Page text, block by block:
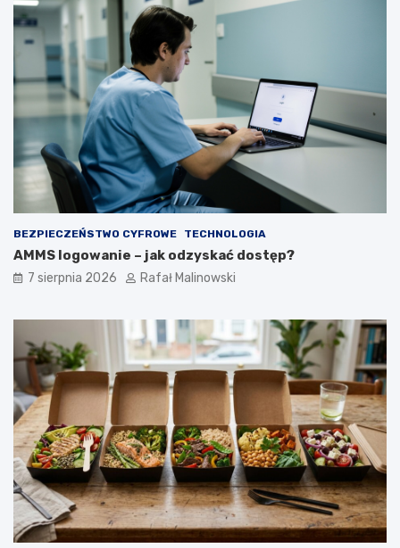
BEZPIECZEŃSTWO CYFROWE TECHNOLOGIA
AMMS logowanie – jak odzyskać dostęp?
7 sierpnia 2026 Rafał Malinowski